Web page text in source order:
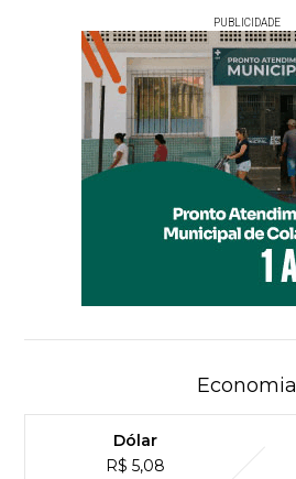
PUBLICIDADE
Economia
Dólar
R$ 5,08